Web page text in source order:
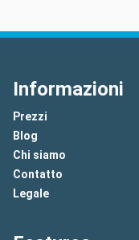
Informazioni
Prezzi
Blog
Chi siamo
Contatto
Legale